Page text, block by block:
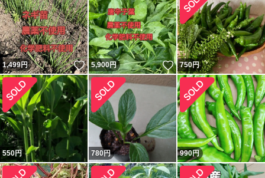
1,499円 いいね！
5,900円 いいね！
750円
550円 780円 990円